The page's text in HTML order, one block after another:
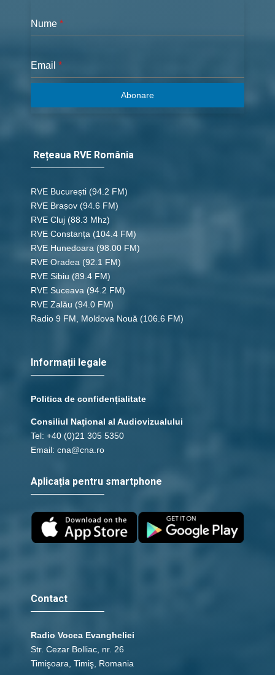
Nume *
Email *
Abonare
Rețeaua RVE România
RVE București (94.2 FM)
RVE Brașov (94.6 FM)
RVE Cluj (88.3 Mhz)
RVE Constanța (104.4 FM)
RVE Hunedoara (98.00 FM)
RVE Oradea (92.1 FM)
RVE Sibiu (89.4 FM)
RVE Suceava (94.2 FM)
RVE Zalău (94.0 FM)
Radio 9 FM, Moldova Nouă (106.6 FM)
Informații legale
Politica de confidențialitate
Consiliul Naţional al Audiovizualului
Tel: +40 (0)21 305 5350
Email: cna@cna.ro
Aplicația pentru smartphone
Contact
Radio Vocea Evangheliei
Str. Cezar Bolliac, nr. 26
Timişoara, Timiş, Romania